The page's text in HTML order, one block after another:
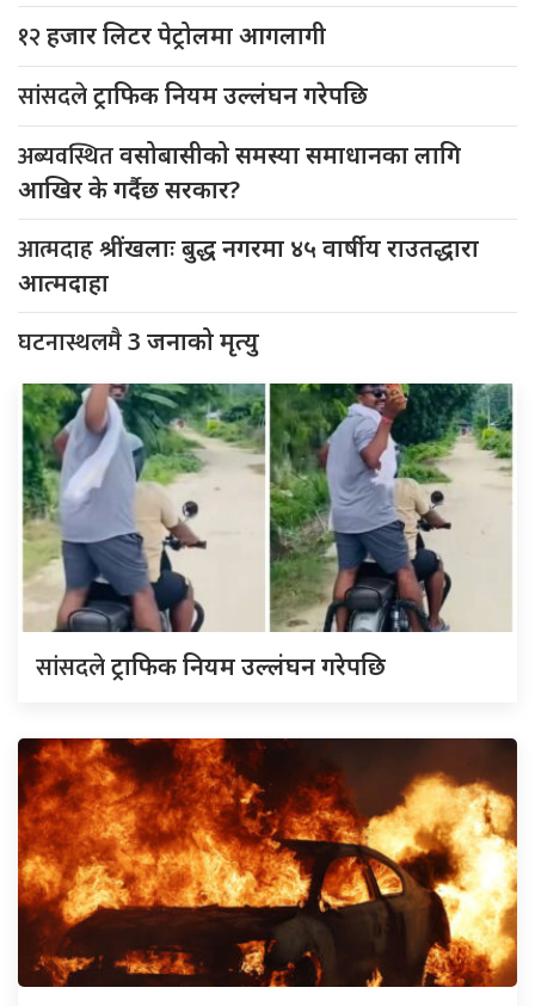
१२हजार लिटर पेट्रोलमा आगलागी
सांसदलेट्राफिक नियम उल्लंघन गरेपछि
अब्यवस्थितवसोबासीको समस्या समाधानका लागि
आखिर के गर्दैछ सरकार?
आत्मदाहश्रींखलाः बुद्ध नगरमा ४५ वार्षीय राउतद्धारा
आत्मदाहा
घटनास्थलमै3 जनाको मृत्यु
सांसदलेट्राफिक नियम उल्लंघन गरेपछि